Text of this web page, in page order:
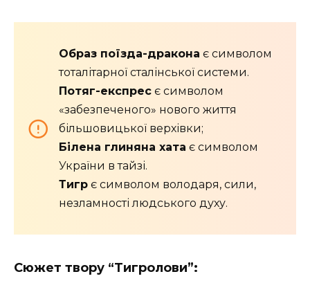
Образ поїзда-дракона є символом
тоталітарної сталінської системи.
П отяг-експрес є символом
«забезпеченого» нового життя
більшовицької верхівки;
Білена глиняна хата є символом
України в тайзі.
Тигр є символом володаря, сили,
незламності людського духу.
Сюжет твору “Тигролови”: